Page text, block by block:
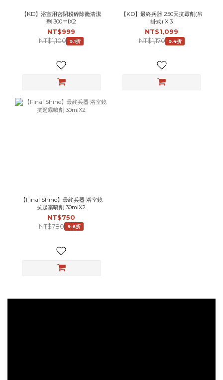
【KD】浴室用密閉粉碎除黴清潔
劑 300mlX2
NT$999
NT$1,100
9.1折
【KD】最終兵器 250天抗霉劑(吊
掛式) X 3
NT$1,099
NT$1,170
9.4折
【Final Shine】最終兵器 浴室鏡
抗起霧噴劑 30mlX2
NT$750
NT$780
9.6折